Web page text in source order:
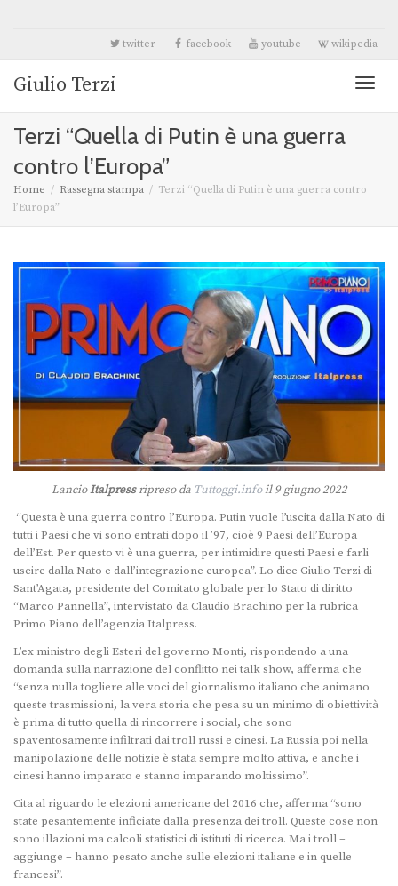
twitter facebook youtube wikipedia
Giulio Terzi
Terzi “Quella di Putin è una guerra
contro l’Europa”
Home Rassegna stampa
Terzi “Quella di Putin è una guerra contro
l’Europa”
LancioItalpressripreso da Tuttoggi.infoil 9 giugno 2022
“Questa è una guerra contro l’Europa. Putin vuole l’uscita dalla Nato di
tutti i Paesi che vi sono entrati dopo il ’97, cioè 9 Paesi dell’Europa
dell’Est. Per questo vi è una guerra, per intimidire questi Paesi e farli
uscire dalla Nato e dall’integrazione europea”. Lo dice Giulio Terzi di
Sant’Agata, presidente del Comitato globale per lo Stato di diritto
“Marco Pannella”, intervistato da Claudio Brachino per la rubrica
Primo Piano dell’agenzia Italpress.
L’ex ministro degli Esteri del governo Monti, rispondendo a una
domanda sulla narrazione del conflitto nei talk show, afferma che
“senza nulla togliere alle voci del giornalismo italiano che animano
queste trasmissioni, la vera storia che pesa su un minimo di obiettività
è prima di tutto quella di rincorrere i social, che sono
spaventosamente infiltrati dai troll russi e cinesi. La Russia poi nella
manipolazione delle notizie è stata sempre molto attiva, e anche i
cinesi hanno imparato e stanno imparando moltissimo”.
Cita al riguardo le elezioni americane del 2016 che, afferma “sono
state pesantemente inficiate dalla presenza dei troll. Queste cose non
sono illazioni ma calcoli statistici di istituti di ricerca. Ma i troll –
aggiunge – hanno pesato anche sulle elezioni italiane e in quelle
francesi”.